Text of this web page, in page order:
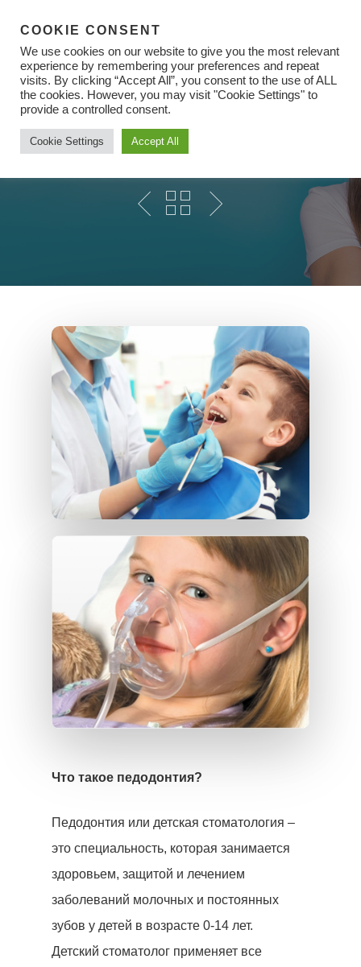
Hit enter to search or ESC to close
Педодонтия (детская
Стоматология)
Что такое педодонтия?
Педодонтия или детская стоматология –
это специальность, которая занимается
здоровьем, защитой и лечением
заболеваний молочных и постоянных
зубов у детей в возрасте 0-14 лет.
Детский стоматолог применяет все
COOKIE CONSENT
We use cookies on our website to give you the most relevant
experience by remembering your preferences and repeat
visits. By clicking “Accept All”, you consent to the use of ALL
the cookies. However, you may visit "Cookie Settings" to
provide a controlled consent.
Cookie Settings Accept All